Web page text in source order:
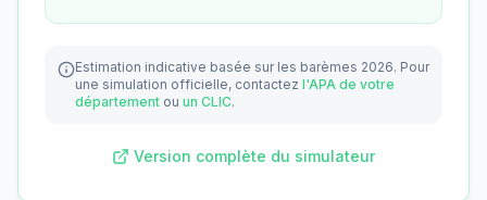
Estimation indicative basée sur les barèmes 2026. Pour
une simulation officielle, contactez l'APA de votre
département ou un CLIC.
Version complète du simulateur